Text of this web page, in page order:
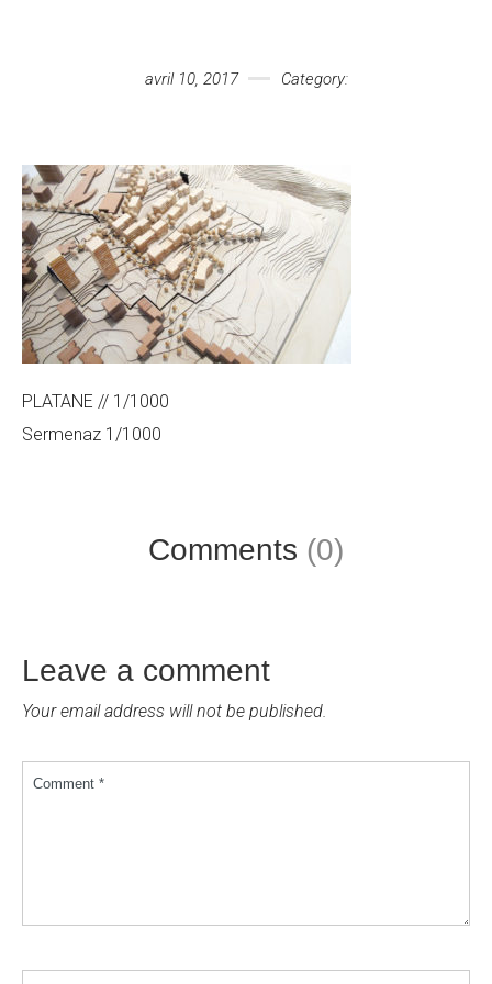
avril 10, 2017 Category:
PLATANE // 1/1000
Sermenaz 1/1000
Comments (0)
Leave a comment
Your email address will not be published.
Comment *